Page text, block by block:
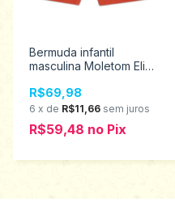
Bermuda infantil
masculina Moletom Elian
R$69,98
6 x de R$11,66 sem juros
R$59,48 no Pix